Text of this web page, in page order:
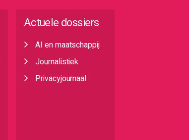
Actuele dossiers
AI en maatschappij
Journalistiek
Privacyjournaal